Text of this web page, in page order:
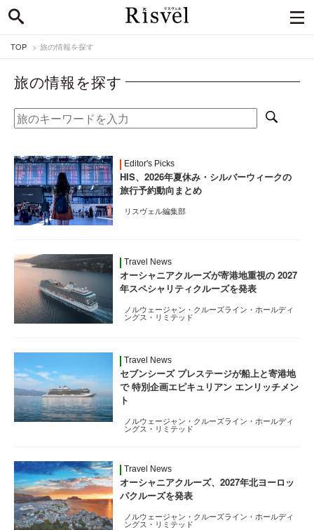
TOP 旅の情報を探す
旅の情報を探す
Editor's Picks
HIS、2026年夏休み・シルバーウィークの
旅行予約動向まとめ
リスヴェル編集部
Travel News
オーシャニアクルーズが寄港地重視の 2027
年スペシャリティクルーズを発表
ノルウェージャン・クルーズライン・ホールディ
ングス・リミテッド
Travel News
セブンシーズ プレステージが船上と寄港地
で 特別企画エピキュリアン エンリッチメン
ト
ノルウェージャン・クルーズライン・ホールディ
ングス・リミテッド
Travel News
オーシャニアクルーズ、2027年北ヨーロッ
パクルーズを発表
ノルウェージャン・クルーズライン・ホールディ
ングス・リミテッド